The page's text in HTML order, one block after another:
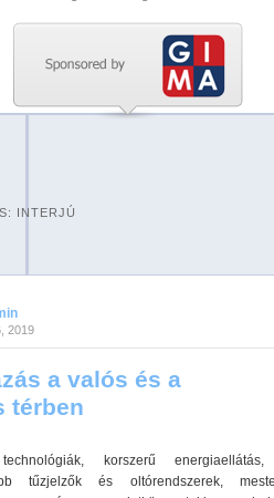
INTERJÚ
2019
a valós és a
térben
korszerű energiaellátás,
tűzjelzők és oltórendszerek,